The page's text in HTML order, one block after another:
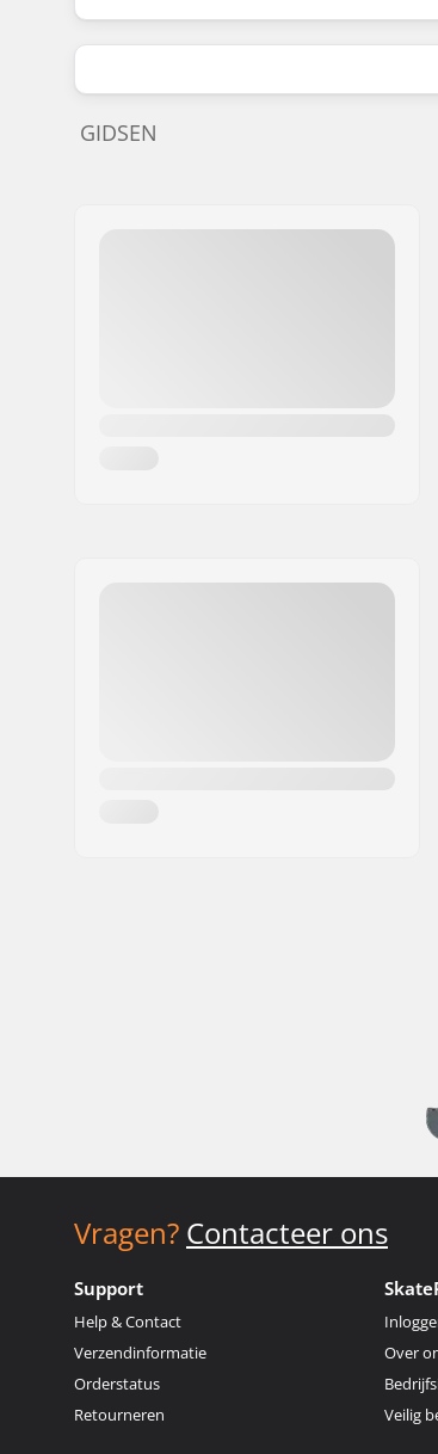
GIDSEN
Vragen? Contacteer ons
Support
Help & Contact
Verzendinformatie
Orderstatus
Retourneren
Over
Veilig